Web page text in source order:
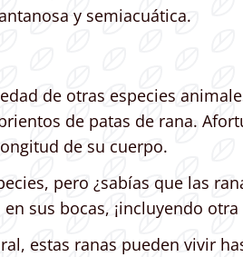
y semiacuática.
de otras especies
de patas de rana.
de su cuerpo.
pero ¿sabías que las
sus bocas, ¡incluyendo
estas ranas pueden vivir